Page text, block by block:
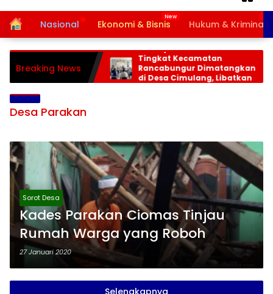
HomeNasional Ekonomi & Bisnis Hukum & Kriminal
Breaking News
Persiapan HUT RI ke-81
Tingkat Kecamatan
Rancabungur Dimatangkan
di Desa Cimulang, Libatkan
Desa Parakan
Sorot Desa
Kades Parakan Ciomas Tinjau
Rumah Warga yang Roboh
27 Januari 2020
Selengkapnya